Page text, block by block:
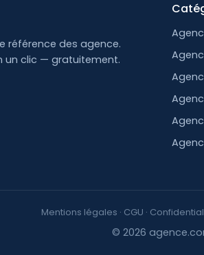
référence des agence.
un clic — gratuitement.
Mentions légales · CGU ·
© 2026